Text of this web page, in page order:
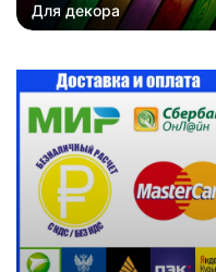
Для декора